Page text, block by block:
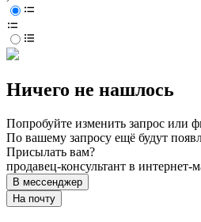
Ничего не нашлось
Попробуйте изменить запрос или
По вашему запросу ещё будут
Присылать вам?
продавец-консультант в интернет-
В мессенджер
На почту